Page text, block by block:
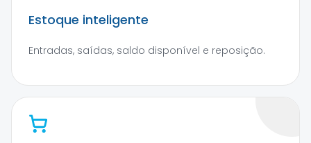
Estoque inteligente
Entradas, saídas, saldo disponível e reposição.